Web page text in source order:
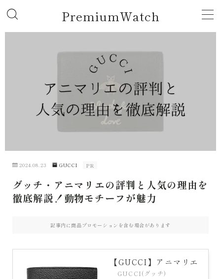
PremiumWatch
MENU
CARTIER
HUBLOT
2024.08.23 GUCCI PR
グッチ・アニマリエの評判と人気の理由を
徹底解説！動物モチーフが魅力
記事内に商品プロモーションを含む場合があります
【GUCCI】アニマリエ
GUCCI(グッチ)